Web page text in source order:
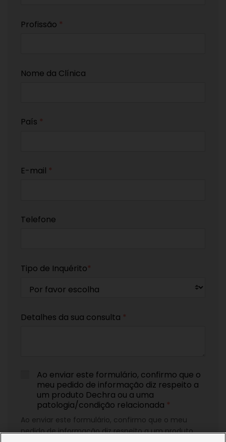
Profissão *
Nome da Clínica
País *
E-mail *
Telefone
Tipo de Inquérito*
Detalhes da sua consulta *
Ao enviar este formulário, confirmo que o
meu pedido de informação diz respeito a
um produto Dechra ou a uma
patologia/condição relacionada *
Ao enviar este formulário, confirmo que o meu
pedido de informação diz respeito a um produto